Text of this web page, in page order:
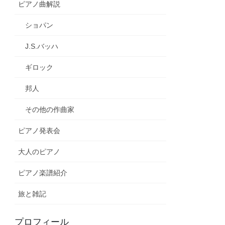
ピアノ曲解説
ショパン
J.S.バッハ
ギロック
邦人
その他の作曲家
ピアノ発表会
大人のピアノ
ピアノ楽譜紹介
旅と雑記
プロフィール